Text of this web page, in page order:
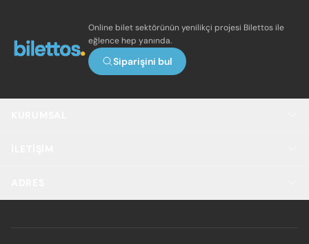
Online bilet sektörünün yenilikçi projesi Bilettos ile
eğlence hep yanında.
Siparişini bul